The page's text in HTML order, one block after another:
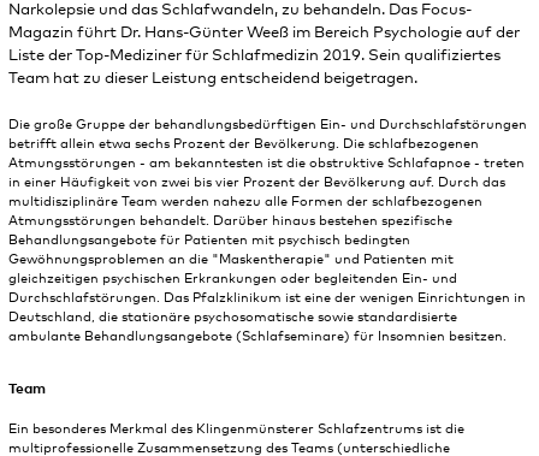
Narkolepsie und das Schlafwandeln, zu behandeln. Das Focus-
Magazin führt Dr. Hans-Günter Weeß im Bereich Psychologie auf der
Liste der Top-Mediziner für Schlafmedizin 2019. Sein qualifiziertes
Team hat zu dieser Leistung entscheidend beigetragen.
Die große Gruppe der behandlungsbedürftigen Ein- und Durchschlafstörungen
betrifft allein etwa sechs Prozent der Bevölkerung. Die schlafbezogenen
Atmungsstörungen - am bekanntesten ist die obstruktive Schlafapnoe - treten
in einer Häufigkeit von zwei bis vier Prozent der Bevölkerung auf. Durch das
multidisziplinäre Team werden nahezu alle Formen der schlafbezogenen
Atmungsstörungen behandelt. Darüber hinaus bestehen spezifische
Behandlungsangebote für Patienten mit psychisch bedingten
Gewöhnungsproblemen an die "Maskentherapie" und Patienten mit
gleichzeitigen psychischen Erkrankungen oder begleitenden Ein- und
Durchschlafstörungen. Das Pfalzklinikum ist eine der wenigen Einrichtungen in
Deutschland, die stationäre psychosomatische sowie standardisierte
ambulante Behandlungsangebote (Schlafseminare) für Insomnien besitzen.
Team
Ein besonderes Merkmal des Klingenmünsterer Schlafzentrums ist die
multiprofessionelle Zusammensetzung des Teams (unterschiedliche